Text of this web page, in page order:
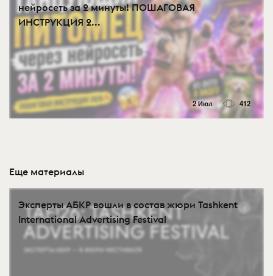
нейросеть за 2 минуты! ПОШАГОВАЯ
ИНСТРУКЦИЯ 2...
2 Июл 412
Еще материалы
Эксперты АБКР вошли в состав жюри Tashkent
International Advertising Festival